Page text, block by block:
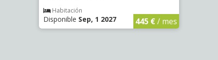
Habitación
Disponible Sep, 1 2027 445 €/ mes